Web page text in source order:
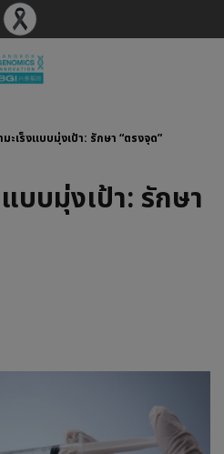
ะเร็งแบบมุ่งเป้า: รักษา “ตรงจุด”
บบมุ่งเป้า: รักษา